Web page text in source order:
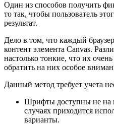
Один из способов получить
то так, чтобы пользователь
результат.
Дело в том, что каждый
контент элемента Canvas.
настолько тонкие, что их
обратить на них особое
Данный метод требует учета
Шрифты доступны не на
случаях приходится
варианты.